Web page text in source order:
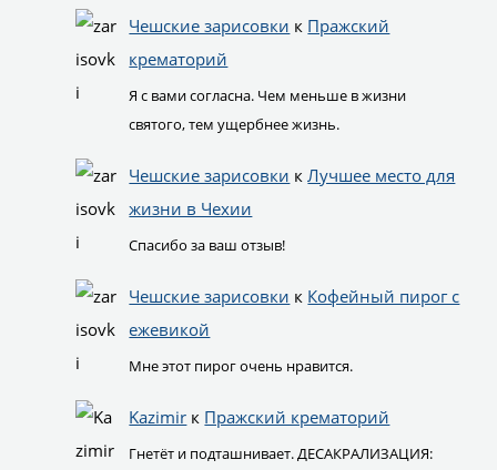
Чешские зарисовки к Пражский
крематорий
Я с вами согласна. Чем меньше в жизни
святого, тем ущербнее жизнь.
Чешские зарисовки кЛучшее место для
жизни в Чехии
Спасибо за ваш отзыв!
Чешские зарисовки к Кофейный пирог с
ежевикой
Мне этот пирог очень нравится.
Kazimir к Пражский крематорий
Гнетёт и подташнивает. ДЕСАКРАЛИЗАЦИЯ: